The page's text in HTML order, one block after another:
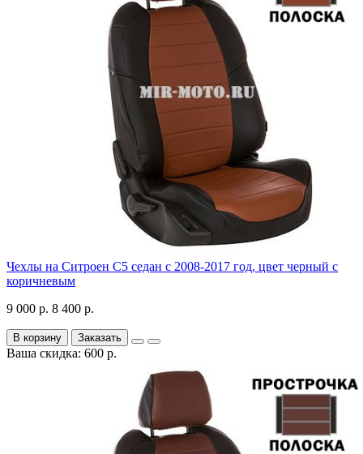
Чехлы на Ситроен С5 седан с 2008-2017 год, цвет черный с
коричневым
9 000 р. 8 400 р.
В корзину Заказать
Ваша скидка: 600 р.